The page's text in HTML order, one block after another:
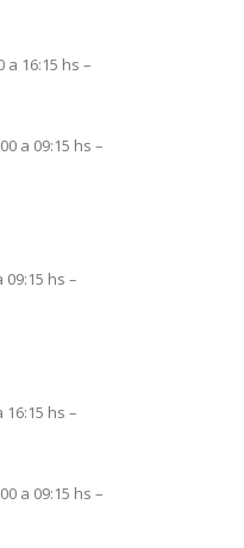
a 16:15 hs –
a 09:15 hs –
09:15 hs –
16:15 hs –
a 09:15 hs –